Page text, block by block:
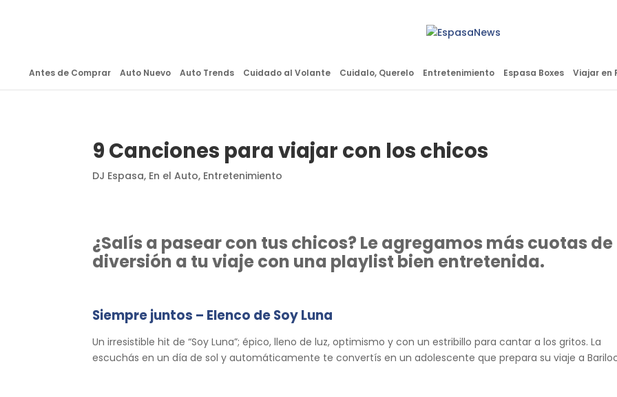
Antes de Comprar Auto Nuevo Auto Trends Cuidado al Volante Cuidalo, Querelo Entretenimiento Espasa Boxes Viajar en
9 Canciones para viajar con los chicos
DJ Espasa, En el Auto, Entretenimiento
¿Salís a pasear con tus chicos? Le agregamos más cuotas de
diversión a tu viaje con una playlist bien entretenida.
Siempre juntos – Elenco de Soy Luna
Un irresistible hit de “Soy Luna”; épico, lleno de luz, optimismo y con un estribillo para cantar a los gritos. La
escuchás en un día de sol y automáticamente te convertís en un adolescente que prepara su viaje a